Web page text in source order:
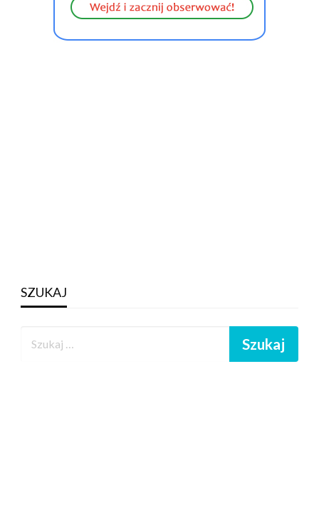
SZUKAJ